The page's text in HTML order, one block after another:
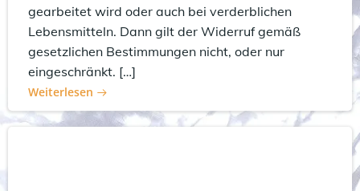
gearbeitet wird oder auch bei verderblichen
Lebensmitteln. Dann gilt der Widerruf gemäß
gesetzlichen Bestimmungen nicht, oder nur
eingeschränkt. […]
Weiterlesen